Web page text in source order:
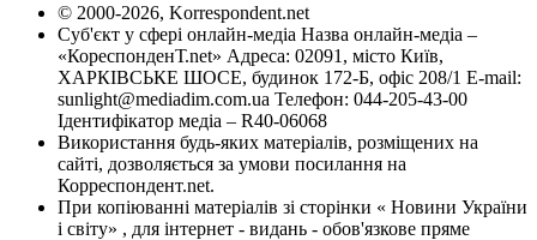
© 2000-2026, Korrespondent.net
Суб'єкт у сфері онлайн-медіа Назва онлайн-медіа –
«КореспонденТ.net» Адреса: 02091, місто Київ,
ХАРКІВСЬКЕ ШОСЕ, будинок 172-Б, офіс 208/1 E-mail:
sunlight@mediadim.com.ua Телефон: 044-205-43-00
Ідентифікатор медіа – R40-06068
Використання будь-яких матеріалів, розміщених на
сайті, дозволяється за умови посилання на
Корреспондент.net.
При копіюванні матеріалів зі сторінки « Новини України
і світу» , для інтернет - видань - обов'язкове пряме